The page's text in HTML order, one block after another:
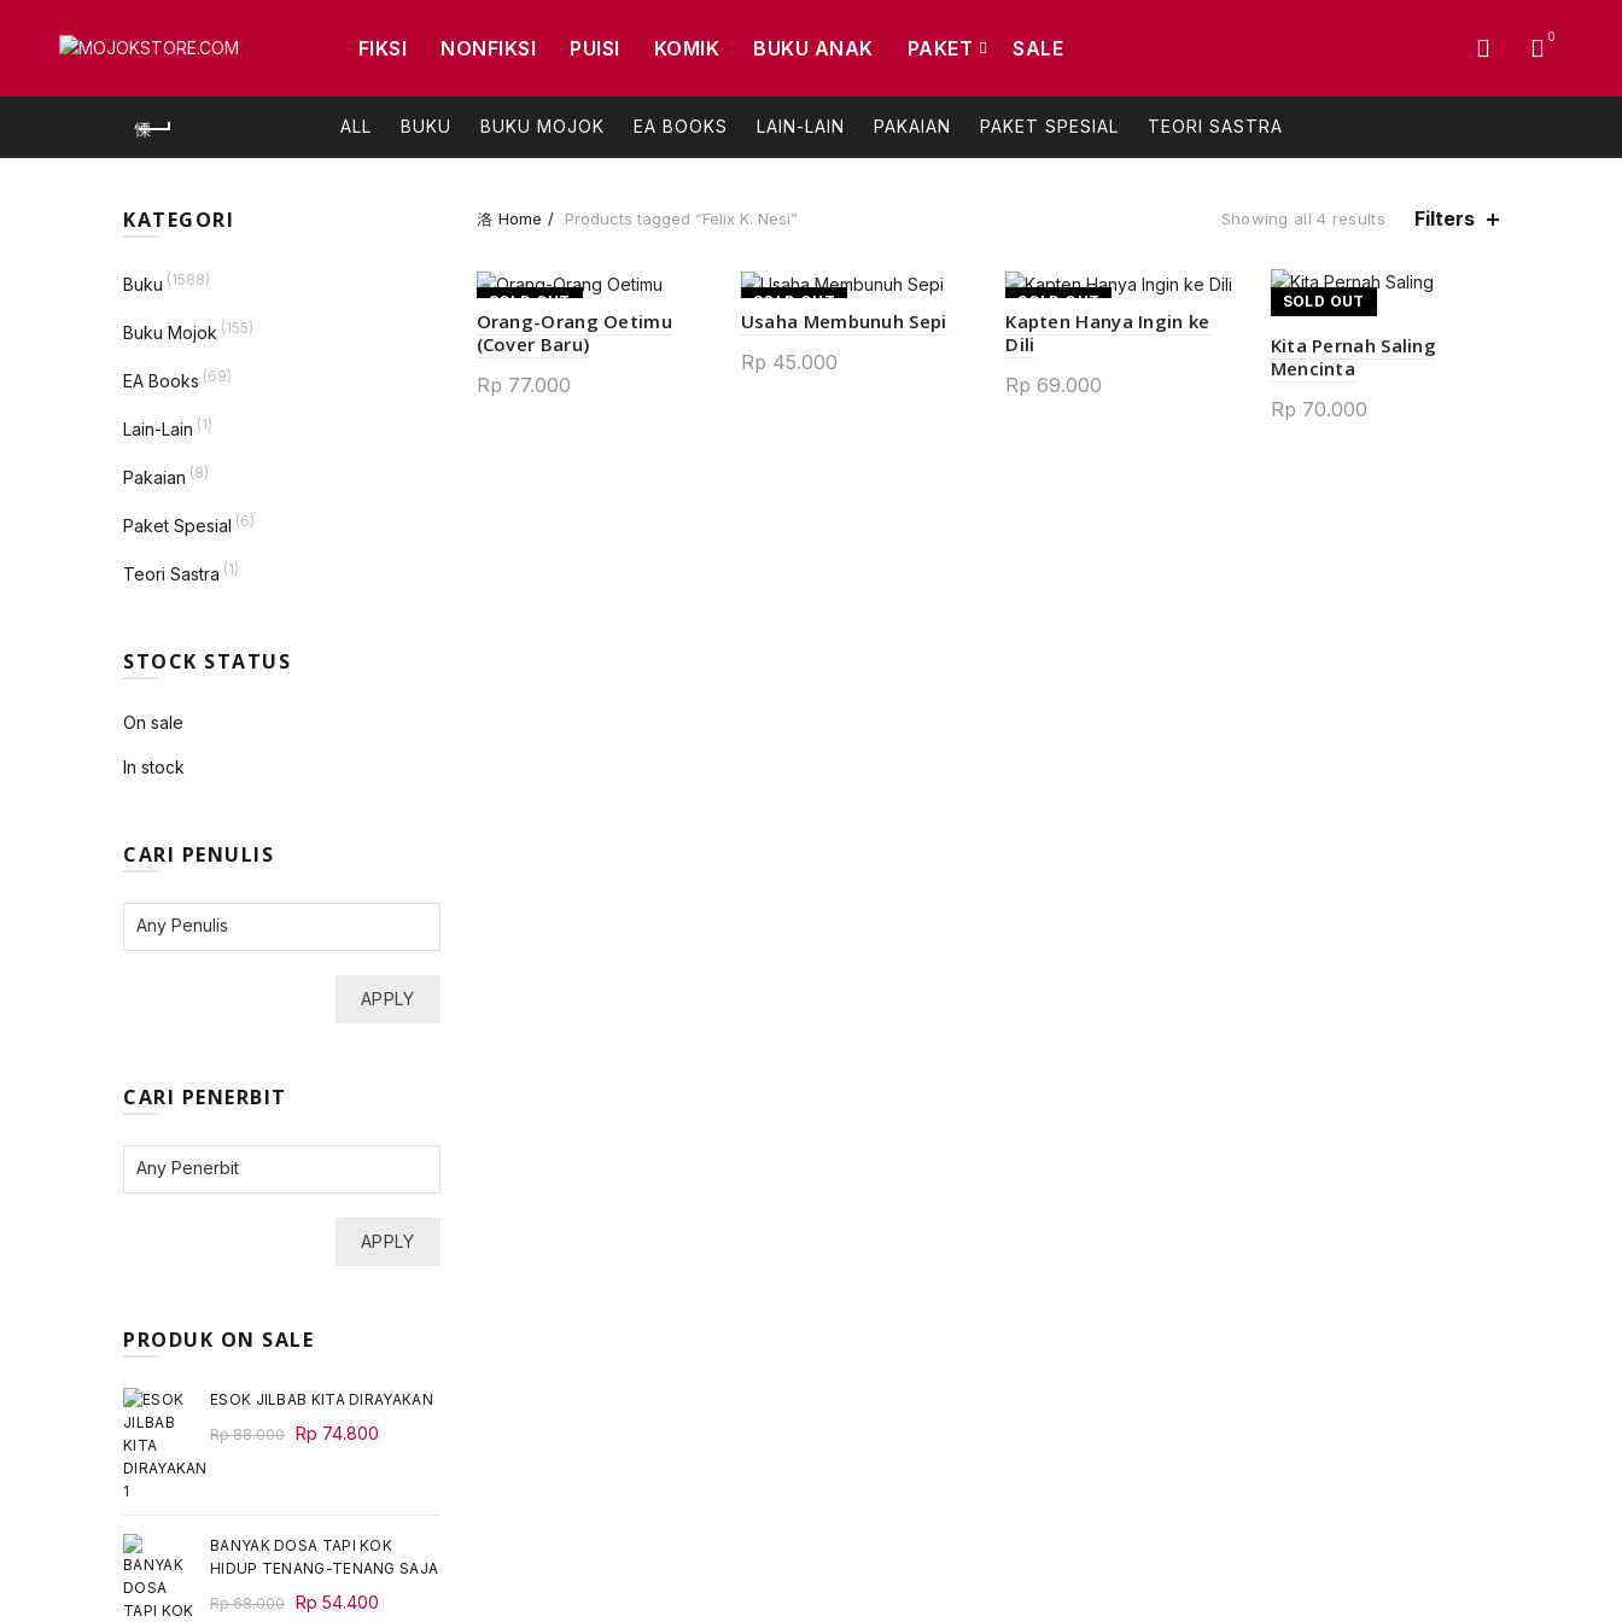
FIKSI NONFIKSI PUISI KOMIK BUKU ANAK PAKET SALE 0
ALL BUKU BUKU MOJOK EA BOOKS LAIN-LAIN PAKAIAN PAKET SPESIAL TEORI SASTRA
Home Products tagged “Felix K. Nesi” Showing all 4 results SortedFilters
SOLD OUT
NEW
Orang-Orang Oetimu
(Cover Baru)
Rp 77.000
SOLD OUT
Usaha Membunuh Sepi
Rp 45.000
SOLD OUT
Kapten Hanya Ingin ke
Dili
Rp 69.000
SOLD OUT
Kita Pernah Saling
Mencinta
Rp 70.000
KATEGORI
Buku (1588)
Buku Mojok (155)
EA Books (69)
Lain-Lain (1)
Pakaian (8)
Paket Spesial (6)
Teori Sastra (1)
STOCK STATUS
On sale
In stock
CARI PENULIS
APPLY
CARI PENERBIT
APPLY
PRODUK ON SALE
ESOK JILBAB KITA DIRAYAKAN
Rp88.000 Original
Rp 74.800
BANYAK DOSA TAPI KOK
HIDUP TENANG-TENANG SAJA
Rp68.000 Original
Rp 54.400